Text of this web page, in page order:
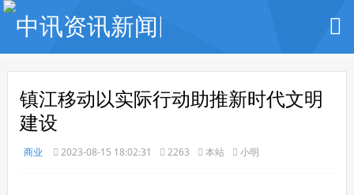
镇江移动以实际行动助推新时代文明
建设
商业 2023-08-15 18:02:31 2263 本站 小明